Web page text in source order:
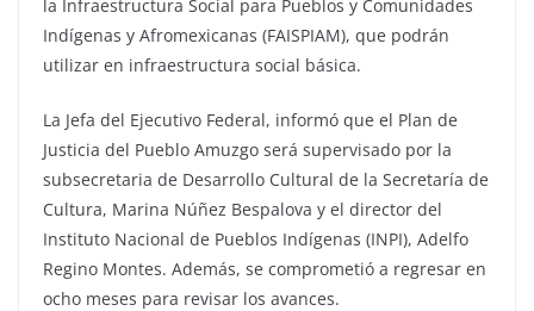
la Infraestructura Social para Pueblos y Comunidades
Indígenas y Afromexicanas (FAISPIAM), que podrán
utilizar en infraestructura social básica.
La Jefa del Ejecutivo Federal, informó que el Plan de
Justicia del Pueblo Amuzgo será supervisado por la
subsecretaria de Desarrollo Cultural de la Secretaría de
Cultura, Marina Núñez Bespalova y el director del
Instituto Nacional de Pueblos Indígenas (INPI), Adelfo
Regino Montes. Además, se comprometió a regresar en
ocho meses para revisar los avances.